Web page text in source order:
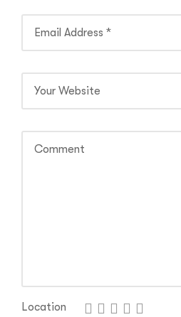
Location